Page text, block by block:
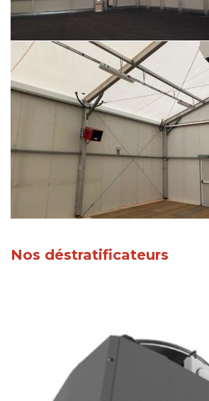
Nos déstratificateurs